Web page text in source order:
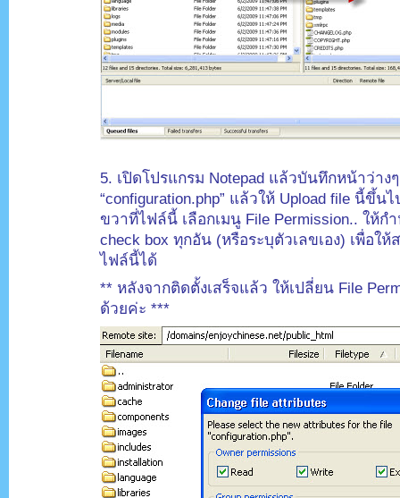
5. เปิดโปรแกรม Notepad แล้วบันทึกหน้าว่าง
“configuration.php” แล้วให้ Upload file นี้ขึ้
ขวาที่ไฟล์นี้ เลือกเมนู File Permission.. ให้ก
check box ทุกอัน (หรือระบุตัวเลขเอง) เพื่อใ
ไฟล์นี้ได้
** หลังจากติดตั้งเสร็จแล้ว ให้เปลี่ยน File
ด้วยค่ะ ***